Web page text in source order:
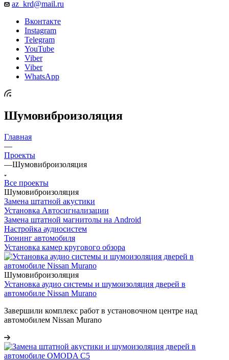
az_krd@mail.ru
Вконтакте
Instagram
Telegram
YouTube
Viber
Viber
WhatsApp
Шумовиброизоляция
Главная
—
Проекты
—Шумовиброизоляция
Все проекты
Шумовиброизоляция
Замена штатной акустики
Установка Автосигнализации
Замена штатной магнитолы на Android
Настройка аудиосистем
Тюнинг автомобиля
Установка камер кругового обзора
Шумовиброизоляция
Установка аудио системы и шумоизоляция дверей в
автомобиле Nissan Murano
Завершили комплекс работ в установочном центре над
автомобилем Nissan Murano